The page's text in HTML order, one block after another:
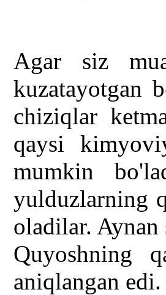
Agar siz
kuzatayotgan
chiziqlar
qaysi
mumkin
yulduzlarning
oladilar.
Quyoshning
aniqlangan edi.